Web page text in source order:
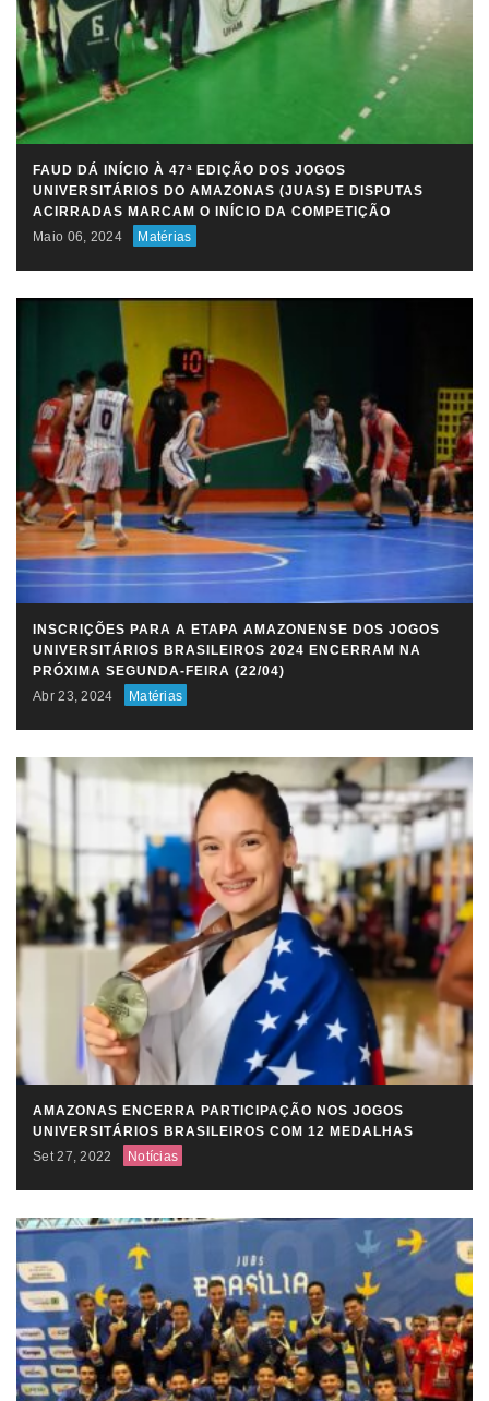
FAUD DÁ INÍCIO À 47ª EDIÇÃO DOS JOGOS
UNIVERSITÁRIOS DO AMAZONAS (JUAS) E DISPUTAS
ACIRRADAS MARCAM O INÍCIO DA COMPETIÇÃO
Maio 06, 2024
Matérias
INSCRIÇÕES PARA A ETAPA AMAZONENSE DOS JOGOS
UNIVERSITÁRIOS BRASILEIROS 2024 ENCERRAM NA
PRÓXIMA SEGUNDA-FEIRA (22/04)
Abr 23, 2024
Matérias
AMAZONAS ENCERRA PARTICIPAÇÃO NOS JOGOS
UNIVERSITÁRIOS BRASILEIROS COM 12 MEDALHAS
Set 27, 2022
Notícias